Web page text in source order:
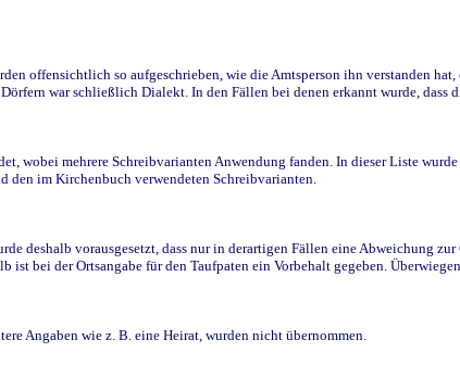
offensichtlich so aufgeschrieben, wie die Amtsperson ihn verstanden
war schließlich Dialekt. In den Fällen bei denen erkannt wurde,
wobei mehrere Schreibvarianten Anwendung fanden. In dieser Liste
den im Kirchenbuch verwendeten Schreibvarianten.
deshalb vorausgesetzt, dass nur in derartigen Fällen eine Abweichung
bei der Ortsangabe für den Taufpaten ein Vorbehalt gegeben.
Angaben wie z. B. eine Heirat, wurden nicht übernommen.